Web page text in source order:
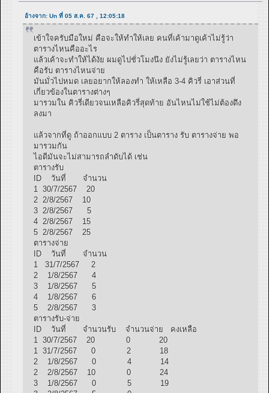
อ้างจาก: Un ที่ 05 ส.ค. 67 , 12:05:18
เข้าใจครับมือใหม่ คือจะให้ทำให้เลย คนที่เค้ามาดูเค้าไม่รู้ว่า
ตารางไหนคืออะไร
แล้วเค้าจะทำให้ได้งัย ผมดูไปชั่วโมงนึง ยังไม่รู้เลยว่า ตารางไหน
คือรับ ตารางไหนจ่าย
มันมั่วไปหมด เลยอยากให้ลองทำ ให้เหลือ 3-4 คิวรี่ เอาส่วนที่
เกี่ยวข้องในตารางต่างๆ
มารวมใน คิวรี่เดียวจนเหลือคิวรี่สุดท้าย อันไหนไม่ใช้ไม่ต้องดึง
ลงมา
แล้วจากที่ดู ถ้าออกแบบ 2 ตาราง เป็นตาราง รับ ตารางจ่าย พอ
มารวมกัน
ไอดีมันจะไม่สามารถลำดับได้ เช่น
ตารางรับ
ID วันที่ จำนวน
1 30/7/2567 20
2 2/8/2567 10
3 2/8/2567 5
4 2/8/2567 15
5 2/8/2567 25
ตารางจ่าย
ID วันที่ จำนวน
1 31/7/2567 2
2 1/8/2567 4
3 1/8/2567 5
4 1/8/2567 6
5 2/8/2567 3
ตารางรับ-จ่าย
ID วันที่ จำนวนรับ จำนวนจ่าย คงเหลือ
1 30/7/2567 20 0 20
1 31/7/2567 0 2 18
2 1/8/2567 0 4 14
2 2/8/2567 10 0 24
3 1/8/2567 0 5 19